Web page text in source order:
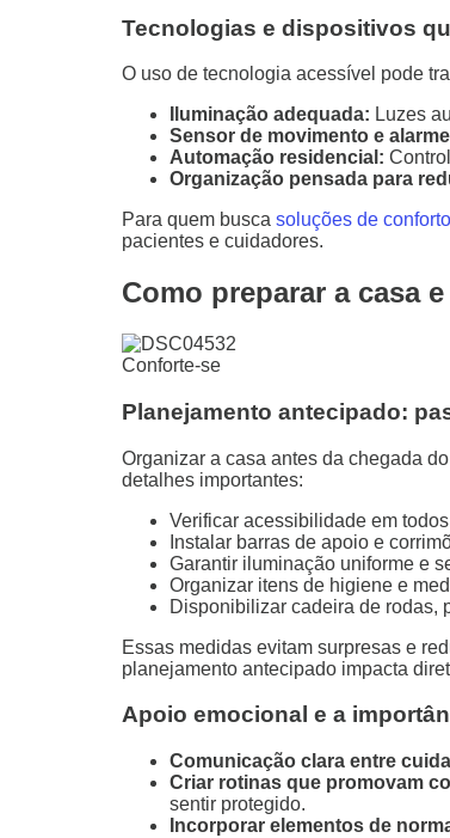
Tecnologias e dispositivos
O uso de tecnologia acessível pode
Iluminação adequada: Luzes
Sensor de movimento e
Automação residencial:
Organização pensada para
Para quem busca soluções de
pacientes e cuidadores.
Como preparar a casa
Conforte-se
Planejamento antecipado:
Organizar a casa antes da chegada
detalhes importantes:
Verificar acessibilidade em
Instalar barras de apoio e
Garantir iluminação uniforme e
Organizar itens de higiene e
Disponibilizar cadeira de rodas,
Essas medidas evitam surpresas e
planejamento antecipado impacta
Apoio emocional e a
Comunicação clara entre
Criar rotinas que promovam
sentir protegido.
Incorporar elementos de